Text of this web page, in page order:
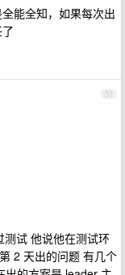
能全知，如果每次出
33
试 他说他在测试环
2 天出的问题 有几个